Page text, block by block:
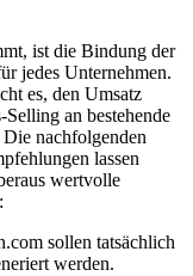
ist die Bindung der
jedes Unternehmen.
es, den Umsatz
an bestehende
nachfolgenden
lassen
wertvolle
sollen tatsächlich
werden.